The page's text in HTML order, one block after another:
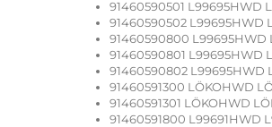
91460590501 L99695HWD
91460590502 L99695HWD
91460590800 L99695HWD
91460590801 L99695HWD
91460590802 L99695HWD
91460591300 LÖKOHWD
91460591301 LÖKOHWD
91460591800 L99691HWD